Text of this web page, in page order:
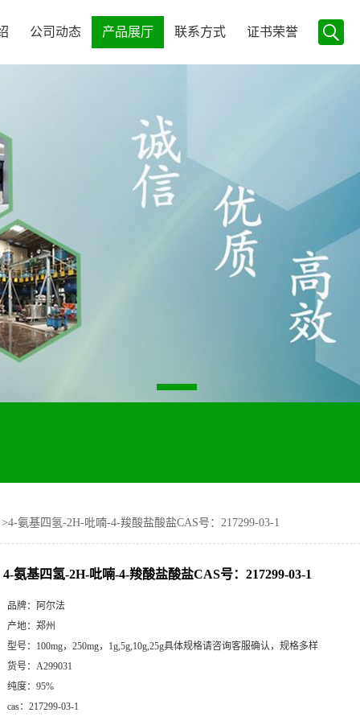
公司动态 产品展厅 联系方式 证书荣誉
>4-氨基四氢-2H-吡喃-4-羧酸盐酸盐CAS号：217299-03-1
4-氨基四氢-2H-吡喃-4-羧酸盐酸盐CAS号：217299-03-1
品牌：
阿尔法
产地： 郑州
型号： 100mg，250mg，1g,5g,10g,25g具体规格请咨询客服确认，规格多样
货号： A299031
纯度： 95%
cas： 217299-03-1